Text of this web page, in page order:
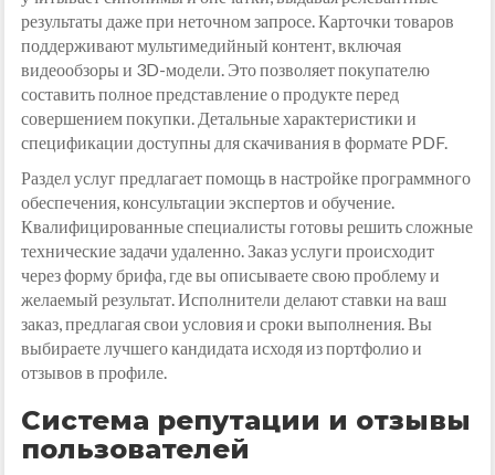
результаты даже при неточном запросе. Карточки товаров
поддерживают мультимедийный контент, включая
видеообзоры и 3D-модели. Это позволяет покупателю
составить полное представление о продукте перед
совершением покупки. Детальные характеристики и
спецификации доступны для скачивания в формате PDF.
Раздел услуг предлагает помощь в настройке программного
обеспечения, консультации экспертов и обучение.
Квалифицированные специалисты готовы решить сложные
технические задачи удаленно. Заказ услуги происходит
через форму брифа, где вы описываете свою проблему и
желаемый результат. Исполнители делают ставки на ваш
заказ, предлагая свои условия и сроки выполнения. Вы
выбираете лучшего кандидата исходя из портфолио и
отзывов в профиле.
Система репутации и отзывы
пользователей